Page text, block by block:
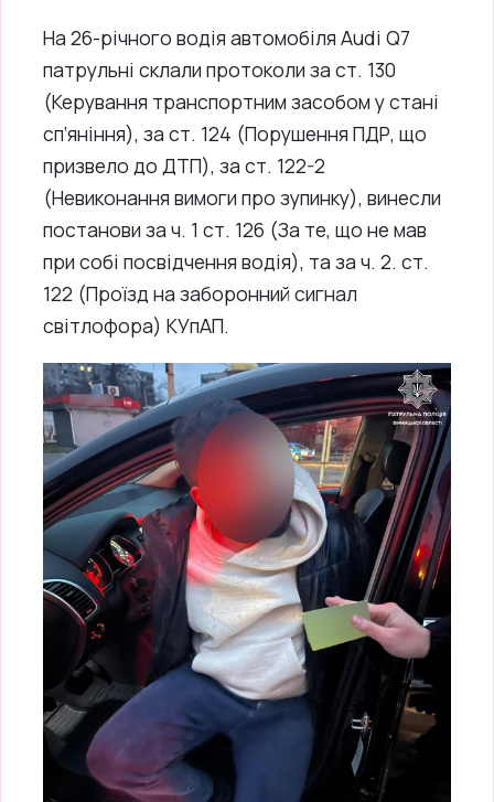
На 26-річного водія автомобіля Audi Q7
патрульні склали протоколи за ст. 130
(Керування транспортним засобом у стані
сп’яніння), за ст. 124 (Порушення ПДР, що
призвело до ДТП), за ст. 122-2
(Невиконання вимоги про зупинку), винесли
постанови за ч. 1 ст. 126 (За те, що не мав
при собі посвідчення водія), та за ч. 2. ст.
122 (Проїзд на заборонний сигнал
світлофора) КУпАП.